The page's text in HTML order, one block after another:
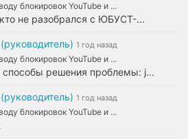
блокировок YouTube и ...
не разобрался с ЮБУСТ-...
1 год назад
блокировок YouTube и ...
решения проблемы: j...
1 год назад
блокировок YouTube и ...